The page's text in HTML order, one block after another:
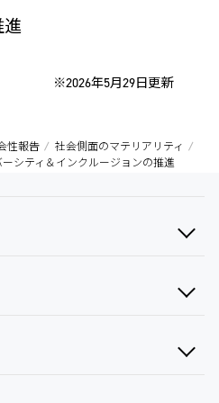
進
※2026年5月29日更新
性報告
社会側面のマテリアリティ
シティ＆インクルージョンの推進